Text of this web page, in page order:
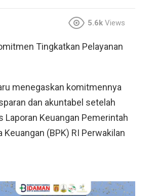
5.6k Views
Tingkatkan Pelayanan
menegaskan komitmennya
dan akuntabel setelah
Laporan Keuangan Pemerintah
(BPK) RI Perwakilan